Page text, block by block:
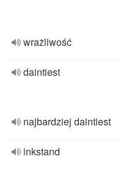
wrażliwość
daintiest
najbardziej daintiest
inkstand